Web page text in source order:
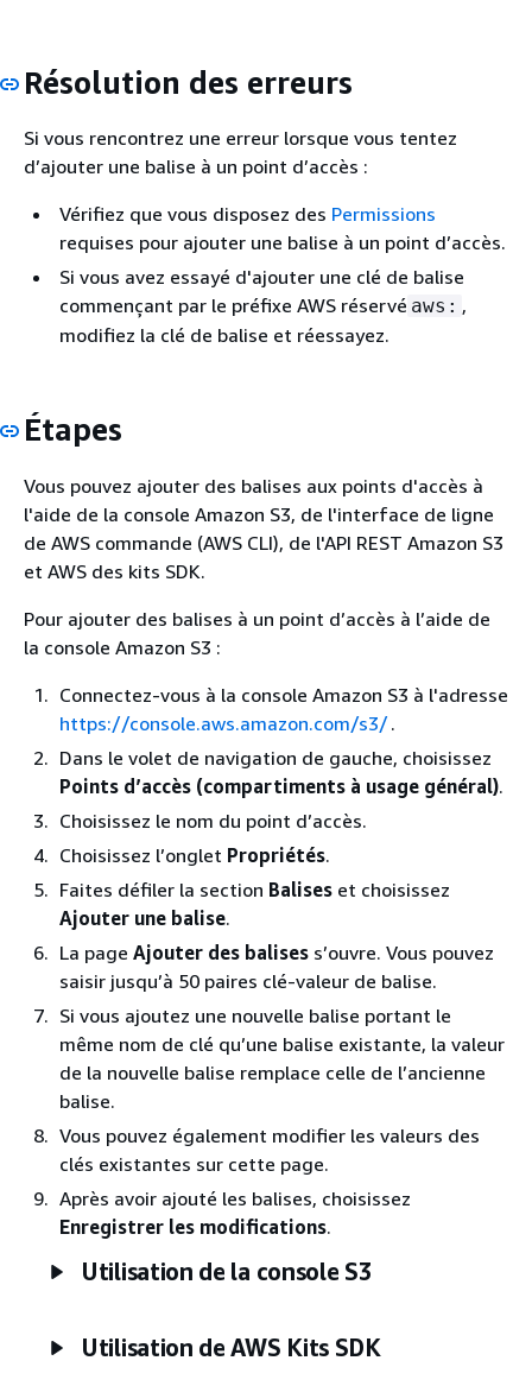
Résolution des erreurs
Si vous rencontrez une erreur lorsque vous tentez
d’ajouter une balise à un point d’accès :
Vérifiez que vous disposez des Permissions
requises pour ajouter une balise à un point d’accès.
Si vous avez essayé d'ajouter une clé de balise
commençant par le préfixe AWS réservé aws: ,
modifiez la clé de balise et réessayez.
Étapes
Vous pouvez ajouter des balises aux points d'accès à
l'aide de la console Amazon S3, de l'interface de ligne
de AWS commande (AWS CLI), de l'API REST Amazon S3
et AWS des kits SDK.
Pour ajouter des balises à un point d’accès à l’aide de
la console Amazon S3 :
Connectez-vous à la console Amazon S3 à l'adresse
https://console.aws.amazon.com/s3/.
Dans le volet de navigation de gauche, choisissez
Points d’accès (compartiments à usage général).
Choisissez le nom du point d’accès.
Choisissez l’onglet Propriétés.
Faites défiler la section Balises et choisissez
Ajouter une balise.
La page Ajouter des balises s’ouvre. Vous pouvez
saisir jusqu’à 50 paires clé-valeur de balise.
Si vous ajoutez une nouvelle balise portant le
même nom de clé qu’une balise existante, la valeur
de la nouvelle balise remplace celle de l’ancienne
balise.
Vous pouvez également modifier les valeurs des
clés existantes sur cette page.
Après avoir ajouté les balises, choisissez
Enregistrer les modifications.
Utilisation de la console S3
Utilisation de AWS Kits SDK